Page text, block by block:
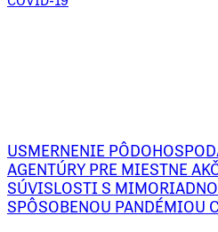
USMERNENIE
AGENTÚRY PRE MIESTNE
SÚVISLOSTI S
SPÔSOBENOU PANDÉMIOU